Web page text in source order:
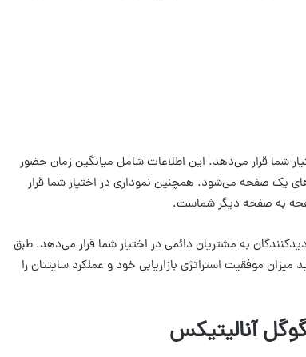
شما قرار می‌دهد. این اطلاعات شامل میانگین زمان حضور
یک صفحه می‌شود. همچنین نموداری در اختیار شما قرار
به صفحه دیگر شماست.
به مشتریان دائمی در اختیار شما قرار می‌دهد. طبق
موفقیت استراتژی بازاریابی خود و عملکرد سایتتان را
آنالیتیکس